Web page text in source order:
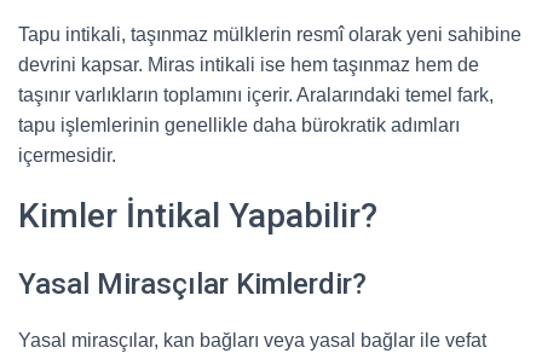
Tapu intikali, taşınmaz mülklerin resmî olarak yeni sahibine
devrini kapsar. Miras intikali ise hem taşınmaz hem de
taşınır varlıkların toplamını içerir. Aralarındaki temel fark,
tapu işlemlerinin genellikle daha bürokratik adımları
içermesidir.
Kimler İntikal Yapabilir?
Yasal Mirasçılar Kimlerdir?
Yasal mirasçılar, kan bağları veya yasal bağlar ile vefat